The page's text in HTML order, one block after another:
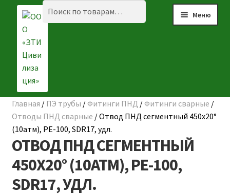
Перейти
навигации
Перейти
содержимому
Искать:
Поиск
Меню
☰ КАТАЛОГ
ГЛАВНАЯ
О КОМПАНИИ
НАШИ ОБЪЕКТЫ
Главная / ПЭ трубы /Фитинги ПНД /Фитинги сварные /
Отводы ПНД сварные /Отвод ПНД сегментный 450х20°
(10атм), РЕ-100, SDR17, удл.
ОТВОД ПНД СЕГМЕНТНЫЙ
450Х20° (10АТМ), РЕ-100,
SDR17, УДЛ.